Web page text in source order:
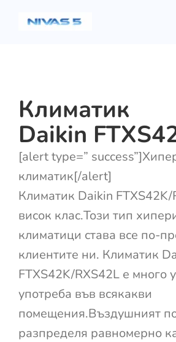
Климатик
Daikin
[alert type=”
климатик[/alert]
Климатик Daikin FTXS42K/
висок клас.Този тип
климатици става все по-
клиентите ни. Климатик
FTXS42K/RXS42L е много
употреба във всякакви
помещения.Въздушният
разпределя равномерно